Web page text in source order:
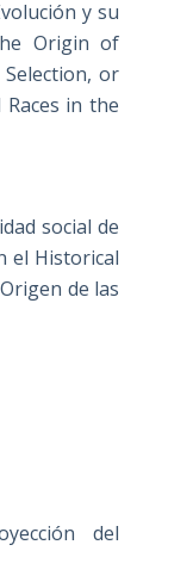
y su
Origin of
or
in the
social de
el Historical
de las
del